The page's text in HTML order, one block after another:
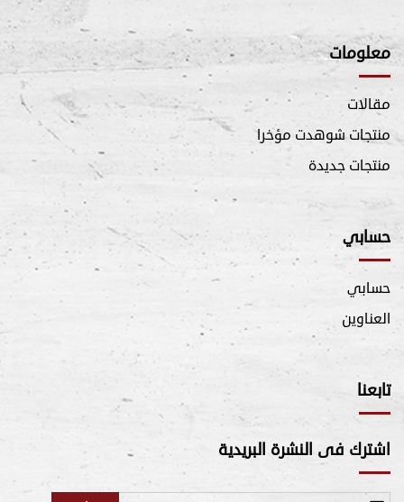
معلومات
مقالات
منتجات شوهدت مؤخرا
منتجات جديدة
حسابي
حسابي
العناوين
تابعنا
اشترك فى النشرة البريدية